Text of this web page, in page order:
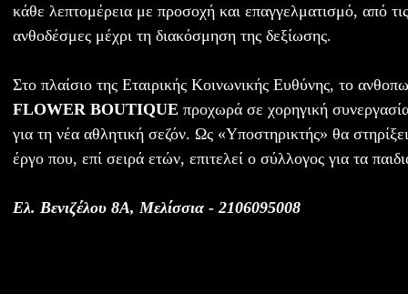
κάθε λεπτομέρεια με προσοχή και επαγγελματισμό, από
ανθοδέσμες μέχρι τη διακόσμηση της δεξίωσης.
Στο πλαίσιο της Εταιρικής Κοινωνικής Ευθύνης, το
FLOWER BOUTIQUE προχωρά σε χορηγική
για τη νέα αθλητική σεζόν. Ως «Υποστηρικτής» θα
έργο που, επί σειρά ετών, επιτελεί ο σύλλογος για τα
Ελ. Βενιζέλου 8Α, Μελίσσια - 2106095008